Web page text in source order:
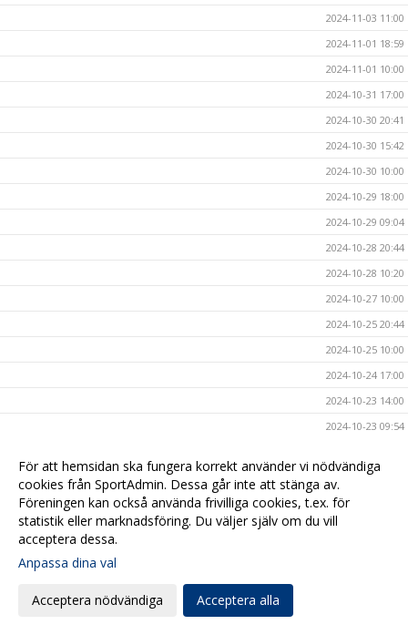
2024-11-03 11:00
2024-11-01 18:59
2024-11-01 10:00
2024-10-31 17:00
2024-10-30 20:41
2024-10-30 15:42
2024-10-30 10:00
2024-10-29 18:00
2024-10-29 09:04
2024-10-28 20:44
2024-10-28 10:20
2024-10-27 10:00
2024-10-25 20:44
2024-10-25 10:00
2024-10-24 17:00
2024-10-23 14:00
2024-10-23 09:54
2024-10-20 08:00
2024-10-17 17:00
2024-10-16 20:40
För att hemsidan ska fungera korrekt använder vi nödvändiga
cookies från SportAdmin. Dessa går inte att stänga av.
Föreningen kan också använda frivilliga cookies, t.ex. för
statistik eller marknadsföring. Du väljer själv om du vill
acceptera dessa.
Anpassa dina val
Acceptera nödvändiga Acceptera alla